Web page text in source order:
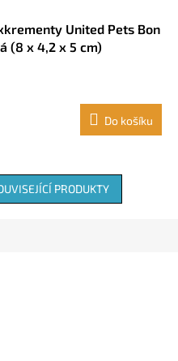
United Pets Bon
(8 x 4,2 x 5 cm)
Do košíku
PRODUKTY